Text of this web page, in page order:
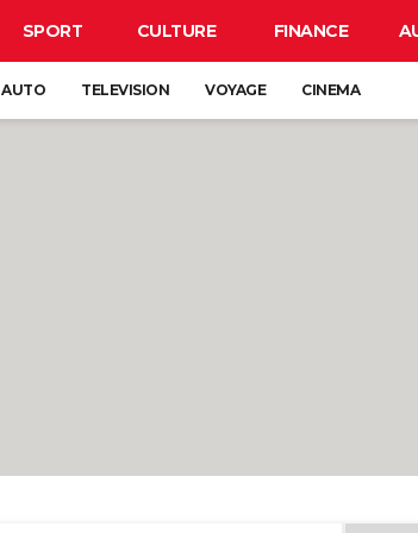
SPORT CULTURE FINANCE
AUTO TELEVISION VOYAGE CINEMA